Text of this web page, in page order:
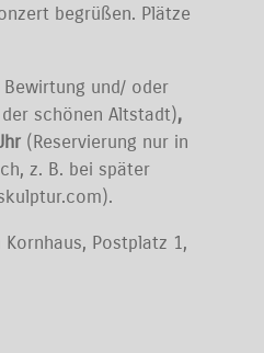
begrüßen. Plätze
und/ oder
schönen Altstadt),
(Reservierung nur in
z. B. bei später
Postplatz 1,